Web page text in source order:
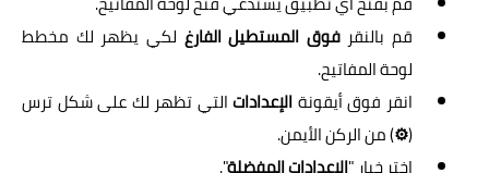
قم بالنقرفوق المستطيل الفارغ لكي يظهر لك مخطط
لوحة المفاتيح.
انقر فوق أيقونةالإعداداتالتي تظهر لك على شكل ترس
(
⚙) من الركن الأيمن.